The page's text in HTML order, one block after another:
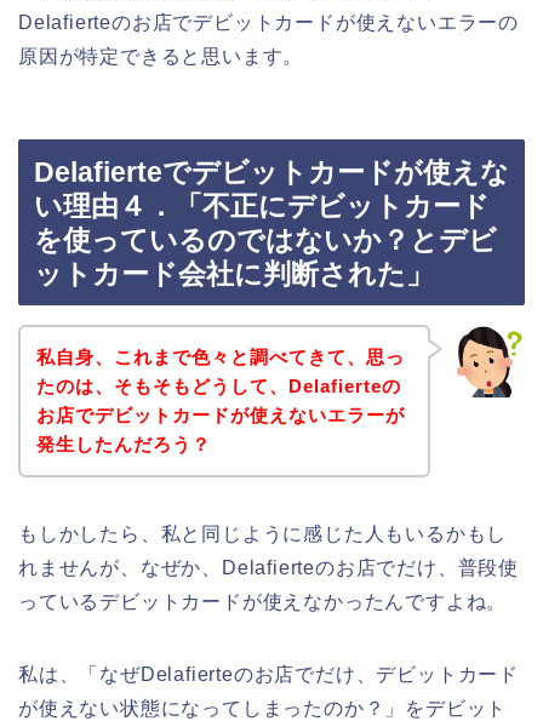
Delafierteのお店でデビットカードが使えないエラーの
原因が特定できると思います。
Delafierteでデビットカードが使えな
い理由４．「不正にデビットカード
を使っているのではないか？とデビ
ットカード会社に判断された」
私自身、これまで色々と調べてきて、思っ
たのは、そもそもどうして、Delafierteの
お店でデビットカードが使えないエラーが
発生したんだろう？
もしかしたら、私と同じように感じた人もいるかもし
れませんが、なぜか、Delafierteのお店でだけ、普段使
っているデビットカードが使えなかったんですよね。
私は、「なぜDelafierteのお店でだけ、デビットカード
が使えない状態になってしまったのか？」をデビット